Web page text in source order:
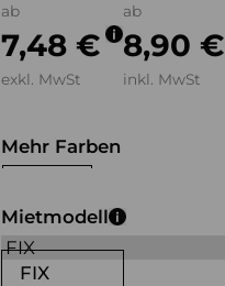
ab
7,48 €
exkl. MwSt
ab
8,90 €
inkl. MwSt
Mehr Farben
FIX
Mietmodell